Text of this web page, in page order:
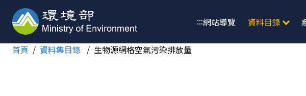
:::網站導覽 資料目錄
首頁 資料集目錄
生物源網格空氣污染排放量